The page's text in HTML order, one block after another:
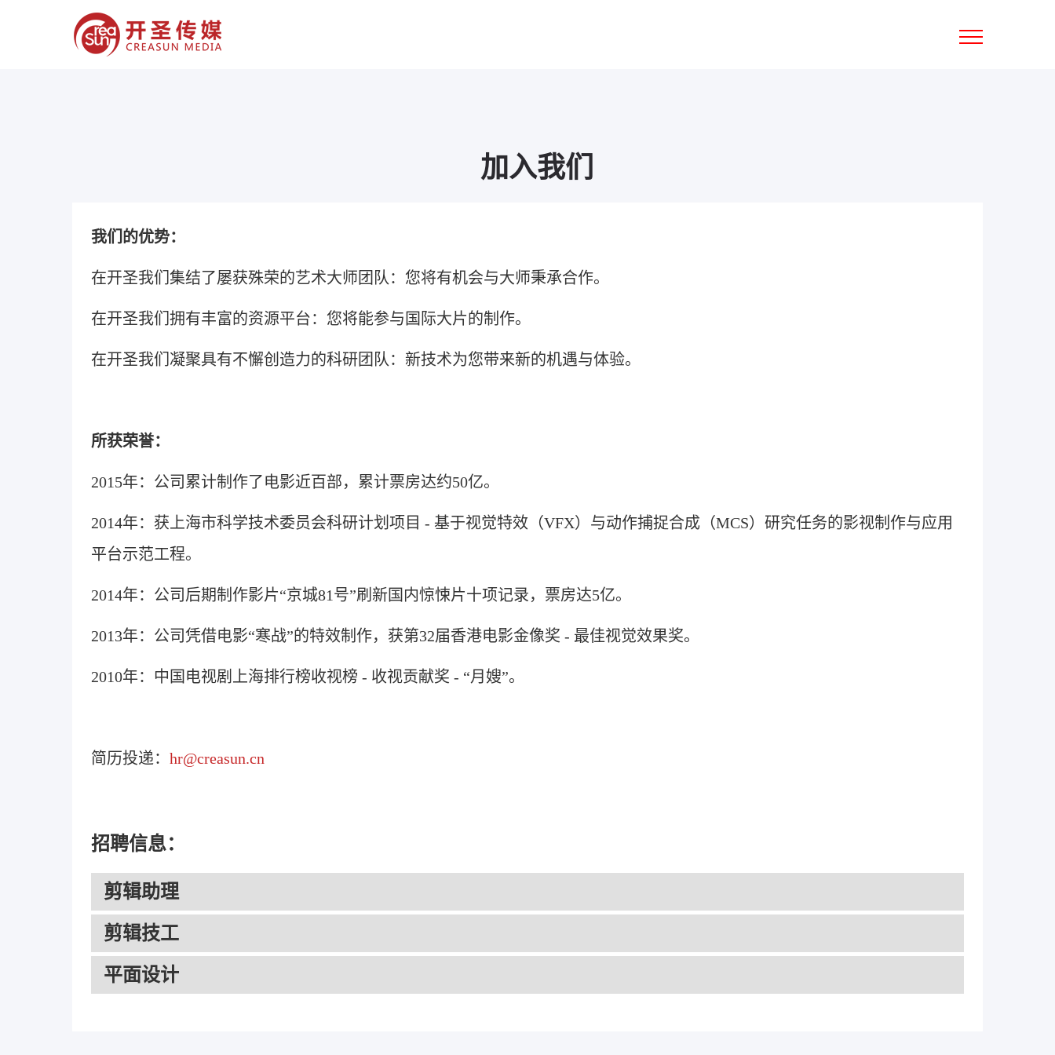
加入我们
我们的优势：
在开圣我们集结了屡获殊荣的艺术大师团队：您将有机会与大师秉承合作。
在开圣我们拥有丰富的资源平台：您将能参与国际大片的制作。
在开圣我们凝聚具有不懈创造力的科研团队：新技术为您带来新的机遇与体验。
所获荣誉：
2015年：公司累计制作了电影近百部，累计票房达约50亿。
2014年：获上海市科学技术委员会科研计划项目 - 基于视觉特效（VFX）与动作捕捉合成（MCS）研究任务的影视制作与应用
平台示范工程。
2014年：公司后期制作影片“京城81号”刷新国内惊悚片十项记录，票房达5亿。
2013年：公司凭借电影“寒战”的特效制作，获第32届香港电影金像奖 - 最佳视觉效果奖。
2010年：中国电视剧上海排行榜收视榜 - 收视贡献奖 - “月嫂”。
简历投递： hr@creasun.cn
招聘信息：
剪辑助理
剪辑技工
平面设计